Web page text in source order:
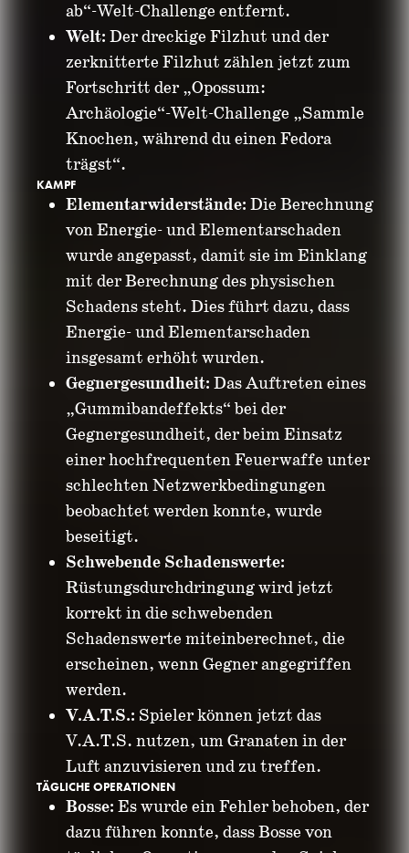
ab“-Welt-Challenge entfernt.
Welt: Der dreckige Filzhut und der
zerknitterte Filzhut zählen jetzt zum
Fortschritt der „Opossum:
Archäologie“-Welt-Challenge „Sammle
Knochen, während du einen Fedora
trägst“.
KAMPF
Elementarwiderstände: Die Berechnung
von Energie- und Elementarschaden
wurde angepasst, damit sie im Einklang
mit der Berechnung des physischen
Schadens steht. Dies führt dazu, dass
Energie- und Elementarschaden
insgesamt erhöht wurden.
Gegnergesundheit: Das Auftreten eines
„Gummibandeffekts“ bei der
Gegnergesundheit, der beim Einsatz
einer hochfrequenten Feuerwaffe unter
schlechten Netzwerkbedingungen
beobachtet werden konnte, wurde
beseitigt.
Schwebende Schadenswerte:
Rüstungsdurchdringung wird jetzt
korrekt in die schwebenden
Schadenswerte miteinberechnet, die
erscheinen, wenn Gegner angegriffen
werden.
V.A.T.S.: Spieler können jetzt das
V.A.T.S. nutzen, um Granaten in der
Luft anzuvisieren und zu treffen.
TÄGLICHE OPERATIONEN
Bosse: Es wurde ein Fehler behoben, der
dazu führen konnte, dass Bosse von